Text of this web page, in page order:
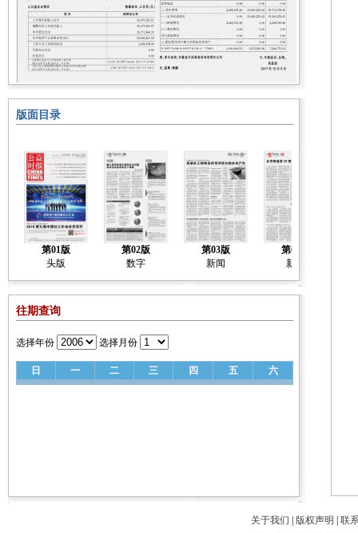
版面目录
第01版
头版
第02版
数字
第03版
新闻
第04版
新闻
往期查询
选择年份 选择月份
日 一 二 三 四 五 六
关于我们 版权声明
联